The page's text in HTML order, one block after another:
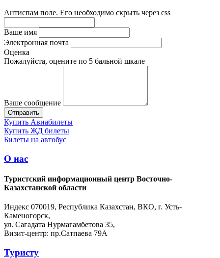
Антиспам поле. Его необходимо скрыть через css
Ваше имя
Электронная почта
Оценка
Пожалуйста, оцените по 5 бальной шкале
Ваше сообщение
Купить Авиабилеты
Купить ЖД билеты
Билеты на автобус
О нас
Туристский информационный центр Восточно-
Казахстанской области
Индекс 070019, Республика Казахстан, ВКО, г. Усть-
Каменогорск,
ул. Сагадата Нурмагамбетова 35,
Визит-центр: пр.Сатпаева 79А
Туристу